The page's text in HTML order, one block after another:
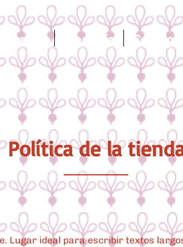
Cuentos Biografía Contacto
Política de la
Lugar ideal para escribir textos